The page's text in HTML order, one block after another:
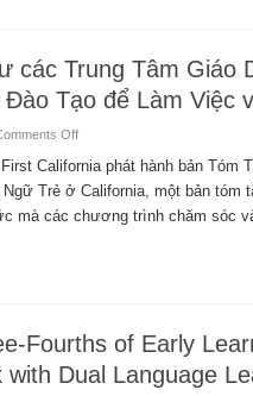
các Trung Tâm Giáo
Tạo để Làm Việc
Offon
Ba
Phần
Tư
Trung
Nhà
Giáo
Được
California phát hành bản Tóm
Trẻ ở California, một bản tóm
mà các chương trình chăm sóc
Fourths of Early
with Dual Language